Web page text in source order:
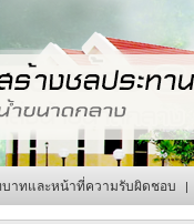
าทและหน้าที่ความรับผิดชอบ |